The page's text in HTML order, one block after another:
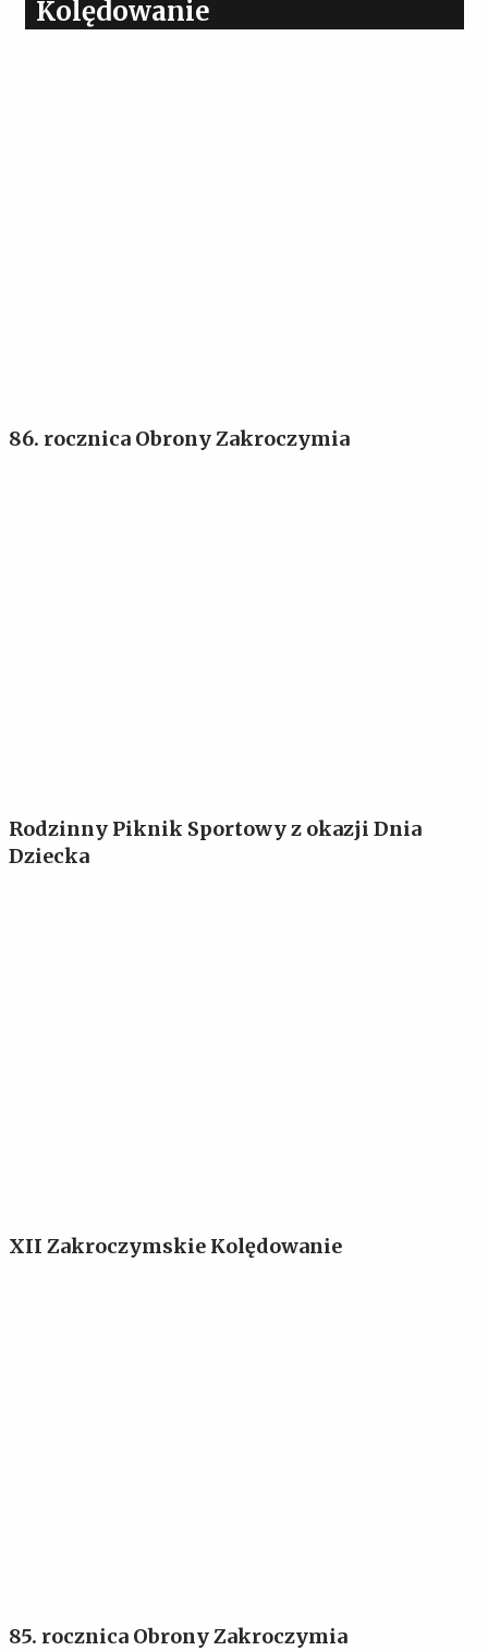
Kolędowanie
86. rocznica Obrony Zakroczymia
Rodzinny Piknik Sportowy z okazji Dnia
Dziecka
XII Zakroczymskie Kolędowanie
85. rocznica Obrony Zakroczymia